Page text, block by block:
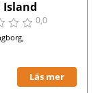
Island
0,0
Läs mer